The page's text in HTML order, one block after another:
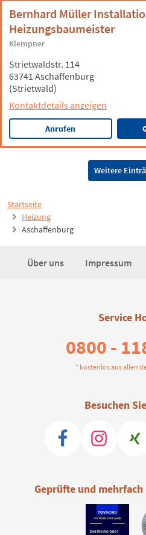
Startseite
Heizung
Aschaffenburg
Bernhard Müller
Heizungsbaumeister
Klempner
Strietwaldstr. 114
63741 Aschaffenburg
(Strietwald)
Kontaktdetails anzeigen
Anrufen
Weitere
Über uns Impressum
Service
0800 -
* kostenlos aus allen
Besuchen
Geprüfte und